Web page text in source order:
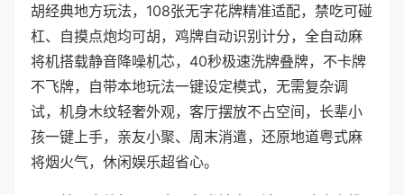
胡经典地方玩法，108张无字花牌精准适配，禁吃可碰
杠、自摸点炮均可胡，鸡牌自动识别计分，全自动麻
将机搭载静音降噪机芯，40秒极速洗牌叠牌，不卡牌
不飞牌，自带本地玩法一键设定模式，无需复杂调
试，机身木纹轻奢外观，客厅摆放不占空间，长辈小
孩一键上手，亲友小聚、周末消遣，还原地道粤式麻
将烟火气，休闲娱乐超省心。